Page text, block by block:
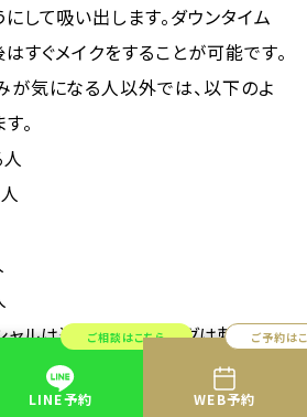
ご相談はこちら
LINE予約
ご予約は
WEB予約
して吸い出します。ダウンタイム
すぐメイクをすることが可能です。
が気になる人以外では、以下のよ
。
ャルは通常のピーリングは刺激が
です。
ラフェイシャル